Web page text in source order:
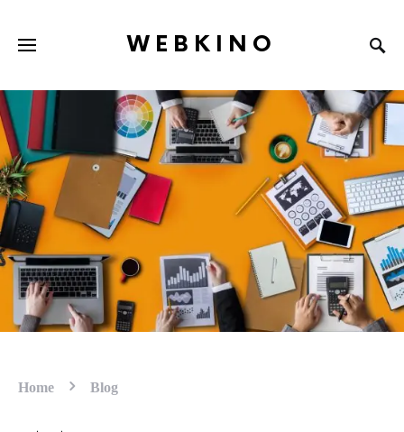
WEBKINO
Home Blog